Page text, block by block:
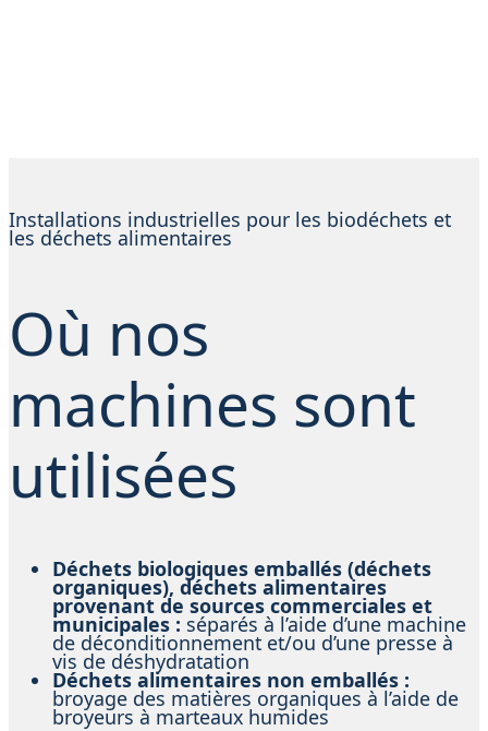
Installations industrielles pour les biodéchets et
les déchets alimentaires
Où nos
machines sont
utilisées
Déchets biologiques emballés (déchets
organiques), déchets alimentaires
provenant de sources commerciales et
municipales : séparés à l’aide d’une machine
de déconditionnement et/ou d’une presse à
vis de déshydratation
Déchets alimentaires non emballés :
broyage des matières organiques à l’aide de
broyeurs à marteaux humides